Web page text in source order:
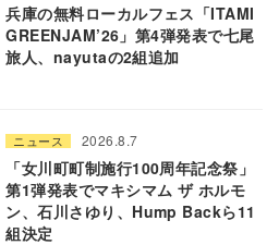
兵庫の無料ローカルフェス「ITAMI
GREENJAM’26」第4弾発表で七尾
旅人、nayutaの2組追加
ニュース 2026.8.7
「女川町町制施行100周年記念祭」
第1弾発表でマキシマム ザ ホルモ
ン、石川さゆり、Hump Backら11
組決定